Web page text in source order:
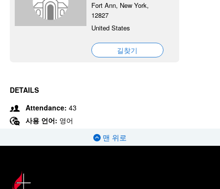
Fort Ann, New York,
12827
United States
길찾기
DETAILS
Attendance: 43
사용 언어: 영어
맨 위로